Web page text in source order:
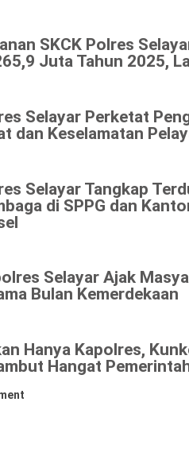
SKCK Polres
Juta Tahun 2025,
Selayar Perketat
dan Keselamatan
Selayar Tangkap
di SPPG dan
Selayar Ajak
Bulan Kemerdekaan
Hanya Kapolres,
Hangat